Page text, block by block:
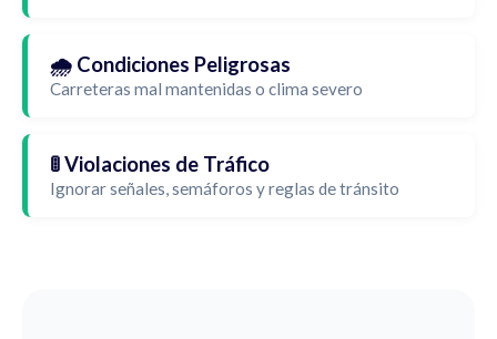
🌧️ Condiciones Peligrosas
Carreteras mal mantenidas o clima severo
🚦 Violaciones de Tráfico
Ignorar señales, semáforos y reglas de tránsito